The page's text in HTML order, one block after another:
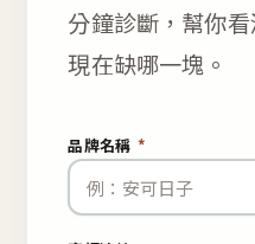
分鐘診斷，幫你看
現在缺哪一塊。
品牌名稱 *